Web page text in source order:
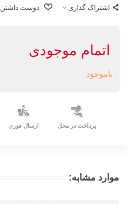
اشتراک گذاری
دوست داشتن
اتمام موجودی
ناموجود
پرداخت در محل ارسال فوری
موارد مشابه: